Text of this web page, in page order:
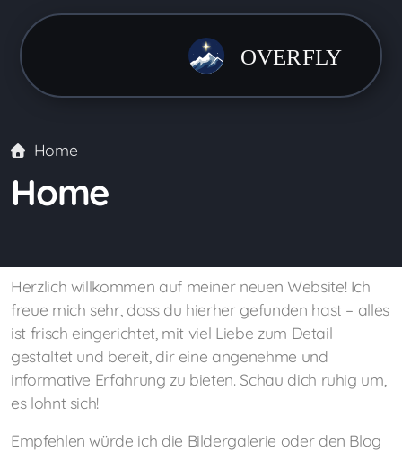
Home
Home
Herzlich willkommen auf meiner neuen Website! Ich
freue mich sehr, dass du hierher gefunden hast – alles
ist frisch eingerichtet, mit viel Liebe zum Detail
gestaltet und bereit, dir eine angenehme und
informative Erfahrung zu bieten. Schau dich ruhig um,
es lohnt sich!
Empfehlen würde ich die Bildergalerie oder den Blog